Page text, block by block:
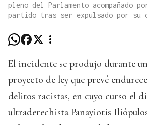
pleno del Parlamento acompañado
partido tras ser expulsado por su
El incidente se produjo durante
proyecto de ley que prevé
delitos racistas, en cuyo curso el
ultraderechista Panayiotis